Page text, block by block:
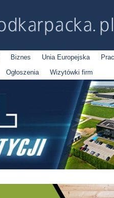
Biznes Unia Europejska
Ogłoszenia Wizytówki firm